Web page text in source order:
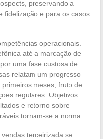
preservando a
fidelização e para os casos
operacionais,
até a marcação de
uma fase custosa de
relatam um progresso
meses, fruto de
regulares. Objetivos
e retorno sobre
tornam-se a norma.
terceirizada se